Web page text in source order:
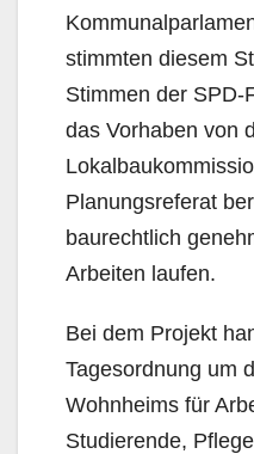
stimmten diesem
Stimmen der SPD-
das Vorhaben von
Planungsreferat
baurechtlich
Arbeiten laufen.
Bei dem Projekt
Tagesordnung um
Wohnheims für
Studierende,